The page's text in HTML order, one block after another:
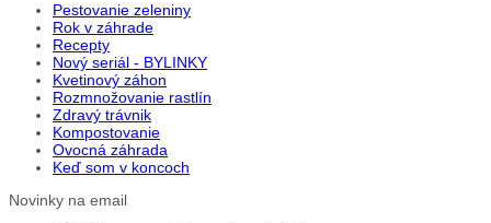
Pestovanie zeleniny
Rok v záhrade
Recepty
Nový seriál - BYLINKY
Kvetinový záhon
Rozmnožovanie rastlín
Zdravý trávnik
Kompostovanie
Ovocná záhrada
Keď som v koncoch
Novinky na email